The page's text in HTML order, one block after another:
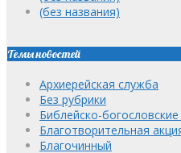
(без названия)
Темы новостей
Архиерейская служба
Без рубрики
Библейско-богословские
Благотворительная
Благочинный